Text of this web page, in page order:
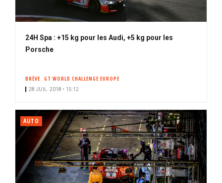
24H Spa : +15 kg pour les Audi, +5 kg pour les
Porsche
BRÈVE GT WORLD CHALLENGE EUROPE
28 JUIL. 2018 • 15:12
AUTO